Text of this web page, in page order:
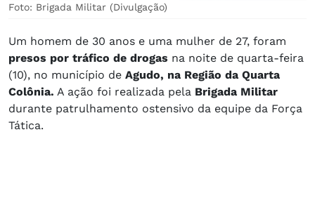
Foto: Brigada Militar (Divulgação)
Um homem de 30 anos e uma mulher de 27, foram
presos por tráfico de drogas na noite de quarta-feira
(10), no município de Agudo, na Região da Quarta
Colônia. A ação foi realizada pela Brigada Militar
durante patrulhamento ostensivo da equipe da Força
Tática.